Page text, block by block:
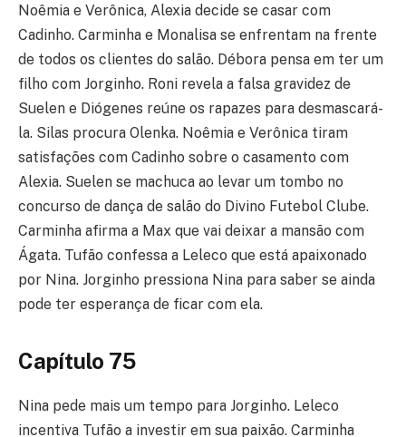
Noêmia e Verônica, Alexia decide se casar com
Cadinho. Carminha e Monalisa se enfrentam na frente
de todos os clientes do salão. Débora pensa em ter um
filho com Jorginho. Roni revela a falsa gravidez de
Suelen e Diógenes reúne os rapazes para desmascará-
la. Silas procura Olenka. Noêmia e Verônica tiram
satisfações com Cadinho sobre o casamento com
Alexia. Suelen se machuca ao levar um tombo no
concurso de dança de salão do Divino Futebol Clube.
Carminha afirma a Max que vai deixar a mansão com
Ágata. Tufão confessa a Leleco que está apaixonado
por Nina. Jorginho pressiona Nina para saber se ainda
pode ter esperança de ficar com ela.
Capítulo 75
Nina pede mais um tempo para Jorginho. Leleco
incentiva Tufão a investir em sua paixão. Carminha